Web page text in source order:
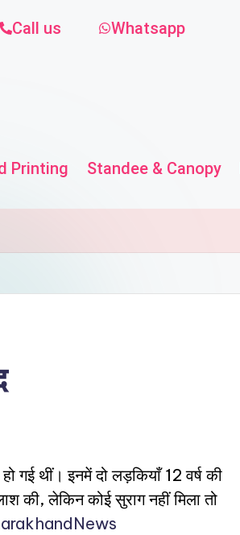
Call us Whatsapp
Printing Standee & Canopy
गई थीं। इनमें दो लड़कियाँ 12 वर्ष की
की, लेकिन कोई सुराग नहीं मिला तो